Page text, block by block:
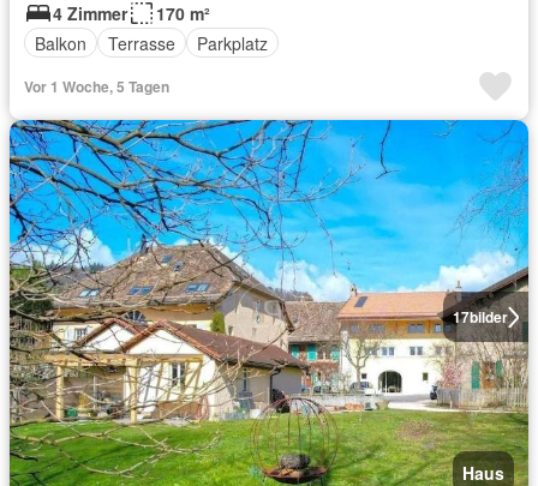
4 Zimmer
170 m²
Balkon
Terrasse Parkplatz
Vor 1 Woche, 5 Tagen
17bilder
Haus